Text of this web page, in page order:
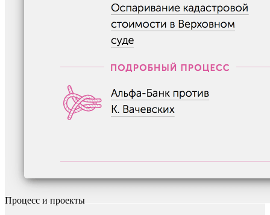
Процесс и проекты